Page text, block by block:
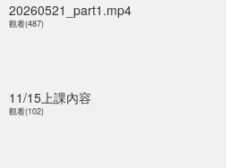
20260521_part1.mp4
觀看(487)
11/15上課內容
觀看(102)